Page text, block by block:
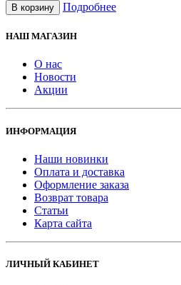
В корзину Подробнее
НАШ МАГАЗИН
О нас
Новости
Акции
ИНФОРМАЦИЯ
Наши новинки
Оплата и доставка
Оформление заказа
Возврат товара
Статьи
Карта сайта
ЛИЧНЫЙ КАБИНЕТ